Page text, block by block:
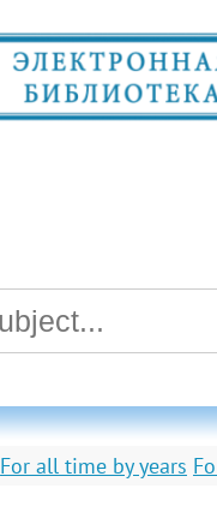
For all time by years